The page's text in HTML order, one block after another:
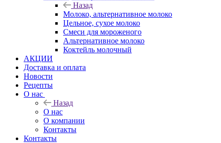
Назад
Молоко, альтернативное молоко
Цельное, сухое молоко
Смеси для мороженого
Альтернативное молоко
Коктейль молочный
АКЦИИ
Доставка и оплата
Новости
Рецепты
О нас
Назад
О нас
О компании
Контакты
Контакты